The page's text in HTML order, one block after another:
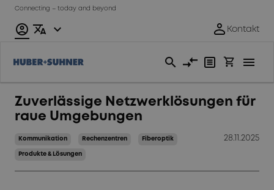
Connecting – today and beyond
Zuverlässige Netzwerklösungen für
raue Umgebungen
Kommunikation Rechenzentren Fiberoptik
Produkte & Lösungen
28.11.2025